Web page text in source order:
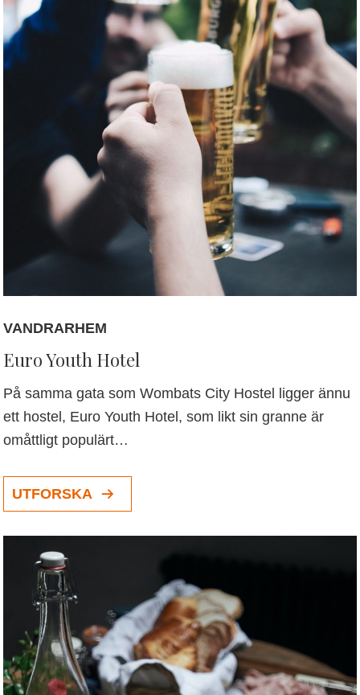
VANDRARHEM
Euro Youth Hotel
På samma gata som Wombats City Hostel ligger ännu
ett hostel, Euro Youth Hotel, som likt sin granne är
omåttligt populärt…
UTFORSKA